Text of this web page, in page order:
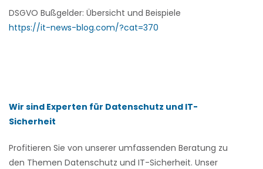
DSGVO Bußgelder: Übersicht und Beispiele
https://it-news-blog.com/?cat=370
Wir sind Experten für Datenschutz und IT-
Sicherheit
Profitieren Sie von unserer umfassenden Beratung zu
den Themen Datenschutz und IT-Sicherheit. Unser